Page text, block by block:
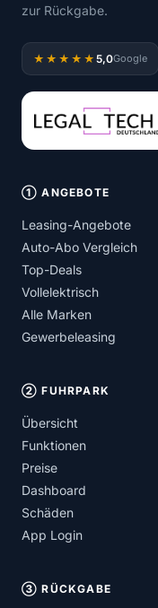
zur Rückgabe.
★★★★★ 5,0Google
① ANGEBOTE
Leasing-Angebote
Auto-Abo Vergleich
Top-Deals
Vollelektrisch
Alle Marken
Gewerbeleasing
② FUHRPARK
Übersicht
Funktionen
Preise
Dashboard
Schäden
App Login
③ RÜCKGABE